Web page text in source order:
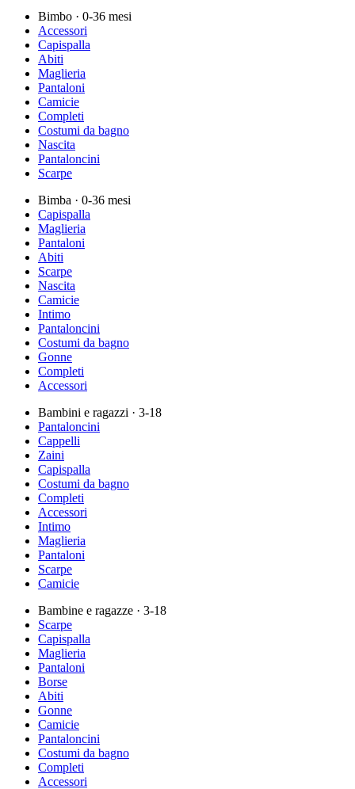
Bimbo · 0-36 mesi
Accessori
Capispalla
Abiti
Maglieria
Pantaloni
Camicie
Completi
Costumi da bagno
Nascita
Pantaloncini
Scarpe
Bimba · 0-36 mesi
Capispalla
Maglieria
Pantaloni
Abiti
Scarpe
Nascita
Camicie
Intimo
Pantaloncini
Costumi da bagno
Gonne
Completi
Accessori
Bambini e ragazzi · 3-18
Pantaloncini
Cappelli
Zaini
Capispalla
Costumi da bagno
Completi
Accessori
Intimo
Maglieria
Pantaloni
Scarpe
Camicie
Bambine e ragazze · 3-18
Scarpe
Capispalla
Maglieria
Pantaloni
Borse
Abiti
Gonne
Camicie
Pantaloncini
Costumi da bagno
Completi
Accessori